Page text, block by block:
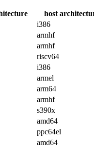
host
i386
armhf
armhf
riscv64
i386
armel
arm64
armhf
s390x
amd64
ppc64el
amd64